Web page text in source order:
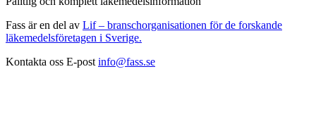
Fass är en del av Lif – branschorganisationen för de forskande
läkemedelsföretagen i Sverige.
Kontakta oss E-post info@fass.se